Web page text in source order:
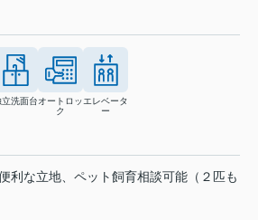
立洗面台オートロッ
ク
エレベータ
ー
利な立地、ペット飼育相談可能（２匹も